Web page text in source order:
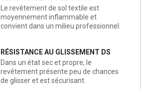
Le revêtement de sol textile est
moyennement inflammable et
convient dans un milieu professionnel.
RÉSISTANCE AU GLISSEMENT DS
Dans un état sec et propre, le
revêtement présente peu de chances
de glisser et est sécurisant.